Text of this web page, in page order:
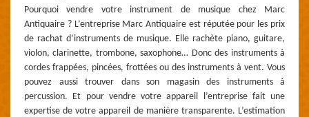
Pourquoi vendre votre instrument de musique chez Marc
Antiquaire ? L’entreprise Marc Antiquaire est réputée pour les prix
de rachat d’instruments de musique. Elle rachète piano, guitare,
violon, clarinette, trombone, saxophone… Donc des instruments à
cordes frappées, pincées, frottées ou des instruments à vent. Vous
pouvez aussi trouver dans son magasin des instruments à
percussion. Et pour vendre votre appareil l’entreprise fait une
expertise de votre appareil de manière transparente. L’estimation